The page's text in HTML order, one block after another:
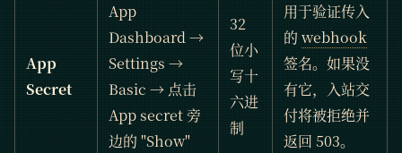
App
Secret
App
Dashboard →
Settings →
Basic → 点击
App secret 旁
边的 "Show"
32
位小
写十
六进
制
用于验证传入
的 webhook
签名。如果没
有它，入站交
付将被拒绝并
返回 503。